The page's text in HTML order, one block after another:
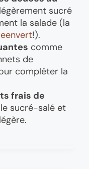
sucré
la salade (la
!).
comme
de
compléter la
frais de
sucré-salé et